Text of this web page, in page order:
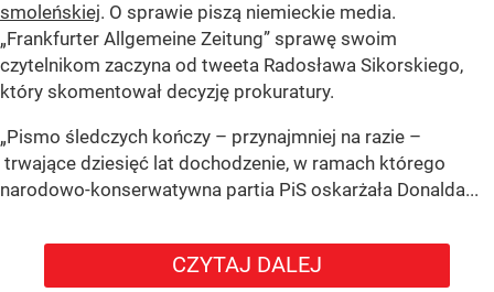
smoleńskiej. O sprawie piszą niemieckie media.
„Frankfurter Allgemeine Zeitung” sprawę swoim
czytelnikom zaczyna od tweeta Radosława Sikorskiego,
który skomentował decyzję prokuratury.
„Pismo śledczych kończy – przynajmniej na razie –
trwające dziesięć lat dochodzenie, w ramach którego
narodowo-konserwatywna partia PiS oskarżała Donalda...
CZYTAJ DALEJ